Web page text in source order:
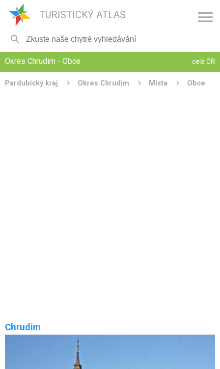
TURISTICKÝ ATLAS 

Okres Chrudim - Obce celá ČR
Pardubický kraj Okres Chrudim Místa Obce
Kladno u Hlinska